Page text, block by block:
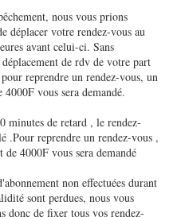
nous vous prions
déplacer votre rendez-vous au
avant celui-ci. Sans
de rdv de votre part
reprendre un rendez-vous, un
4000F vous sera demandé.
minutes de retard , le rendez-
.Pour reprendre un rendez-vous ,
de 4000F vous sera demandé
non effectuées durant
sont perdues, nous vous
donc de fixer tous vos rendez-